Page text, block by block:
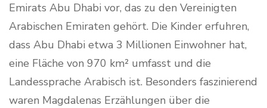
Emirats Abu Dhabi vor, das zu den Vereinigten
Arabischen Emiraten gehört. Die Kinder erfuhren,
dass Abu Dhabi etwa 3 Millionen Einwohner hat,
eine Fläche von 970 km² umfasst und die
Landessprache Arabisch ist. Besonders faszinierend
waren Magdalenas Erzählungen über die